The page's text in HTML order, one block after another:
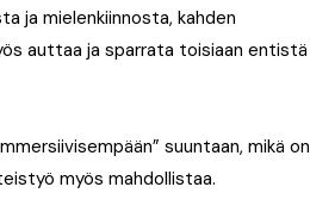
ja mielenkiinnosta, kahden
auttaa ja sparrata toisiaan entistä
suuntaan, mikä on
myös mahdollistaa.